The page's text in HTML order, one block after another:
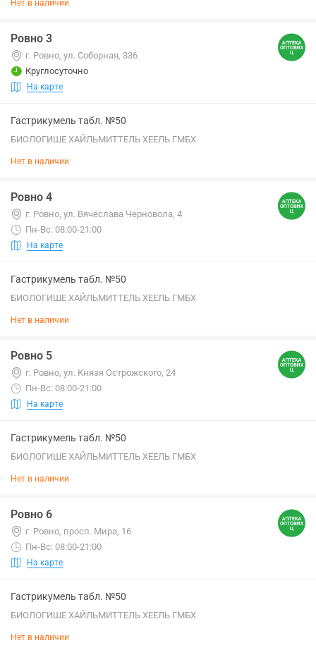
Нет в наличии
Ровно 3
г. Ровно, ул. Соборная, 336
Круглосуточно
На карте
Гастрикумель табл. №50
БИОЛОГИШЕ ХАЙЛЬМИТТЕЛЬ ХЕЕЛЬ ГМБХ
Нет в наличии
Ровно 4
г. Ровно, ул. Вячеслава Черновола, 4
Пн-Вс: 08:00-21:00
На карте
Гастрикумель табл. №50
БИОЛОГИШЕ ХАЙЛЬМИТТЕЛЬ ХЕЕЛЬ ГМБХ
Нет в наличии
Ровно 5
г. Ровно, ул. Князя Острожского, 24
Пн-Вс: 08:00-21:00
На карте
Гастрикумель табл. №50
БИОЛОГИШЕ ХАЙЛЬМИТТЕЛЬ ХЕЕЛЬ ГМБХ
Нет в наличии
Ровно 6
г. Ровно, просп. Мира, 16
Пн-Вс: 08:00-21:00
На карте
Гастрикумель табл. №50
БИОЛОГИШЕ ХАЙЛЬМИТТЕЛЬ ХЕЕЛЬ ГМБХ
Нет в наличии